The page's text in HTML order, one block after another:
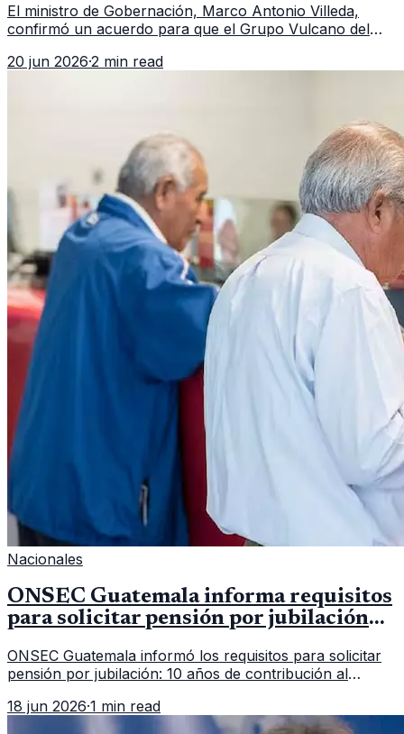
El ministro de Gobernación, Marco Antonio Villeda,
confirmó un acuerdo para que el Grupo Vulcano del
fallido con la administración anterior del Ministerio
20 jun 2026·2 min read
Nacionales
ONSEC Guatemala informa requisitos
para solicitar pensión por jubilación
ONSEC Guatemala informó los requisitos para solicitar
pensión por jubilación: 10 años de contribución al
importar edad.
18 jun 2026·1 min read